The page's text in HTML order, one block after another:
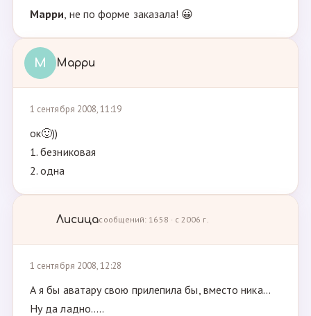
Марри, не по форме заказала! 😀
М Марри
1 сентября 2008, 11:19
ок🙂))
1. безниковая
2. одна
Лисицасообщений: 1658 · с 2006 г.
1 сентября 2008, 12:28
А я бы аватару свою прилепила бы, вместо ника...
Ну да ладно.....